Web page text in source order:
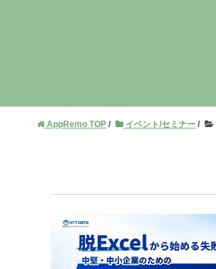
AppRemo TOP イベント/セミナー